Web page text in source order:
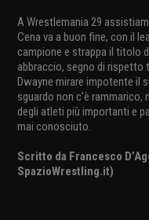
A Wrestlemania 29
Cena va a buon fine, con il
campione e strappa il titolo
abbraccio, segno di rispetto
Dwayne mirare impotente il
sguardo non c'è rammarico,
degli atleti più importanti e
mai conosciuto.
Scritto da Francesco
SpazioWrestling.it)